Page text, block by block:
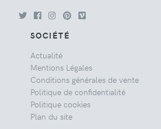
SOCIÉTÉ
Actualité
Mentions Légales
Conditions générales de vente
Politique de confidentialité
Politique cookies
Plan du site